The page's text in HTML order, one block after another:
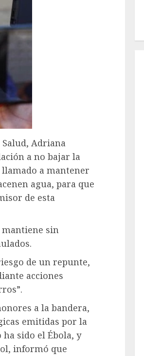
Adriana
a no bajar la
a mantener
agua, para que
de esta
mantiene sin
de un repunte,
acciones
a la bandera,
emitidas por la
sido el Ébola, y
informó que